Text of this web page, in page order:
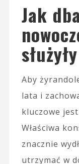
Jak
Aby
lata i
kluczowe
Właściwa
znacznie
utrzymać w